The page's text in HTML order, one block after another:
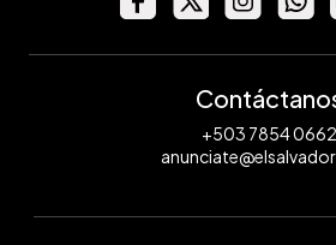
+503 7854 0662